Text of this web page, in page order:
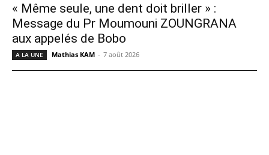
« Même seule, une dent doit briller » :
Message du Pr Moumouni ZOUNGRANA
aux appelés de Bobo
A LA UNE Mathias KAM - 7 août 2026